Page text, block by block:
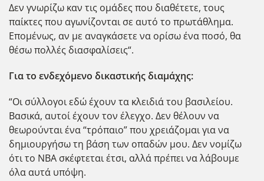
Δεν γνωρίζω καν τις ομάδες που διαθέτετε, τους
παίκτες που αγωνίζονται σε αυτό το πρωτάθλημα.
Επομένως, αν με αναγκάσετε να ορίσω ένα ποσό, θα
θέσω πολλές διασφαλίσεις“.
Για το ενδεχόμενο δικαστικής διαμάχης:
“Οι σύλλογοι εδώ έχουν τα κλειδιά του βασιλείου.
Βασικά, αυτοί έχουν τον έλεγχο. Δεν θέλουν να
θεωρούνται ένα “τρόπαιο” που χρειάζομαι για να
δημιουργήσω τη βάση των οπαδών μου. Δεν νομίζω
ότι το NBA σκέφτεται έτσι, αλλά πρέπει να λάβουμε
όλα αυτά υπόψη.